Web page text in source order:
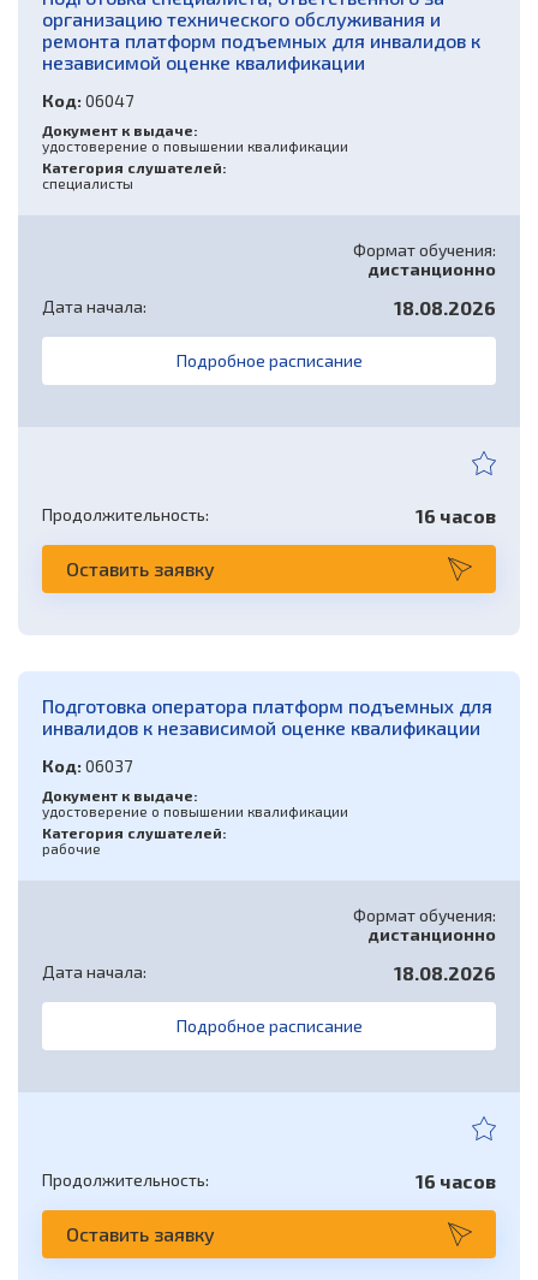
организацию технического обслуживания и
ремонта платформ подъемных для инвалидов к
независимой оценке квалификации
Код: 06047
Документ к выдаче:
удостоверение о повышении квалификации
Категория слушателей:
специалисты
Формат обучения:
дистанционно
Дата начала:
18.08.2026
Подробное расписание
Продолжительность: 16 часов
Оставить заявку
Подготовка оператора платформ подъемных для
инвалидов к независимой оценке квалификации
Код: 06037
Документ к выдаче:
удостоверение о повышении квалификации
Категория слушателей:
рабочие
Формат обучения:
дистанционно
Дата начала:
18.08.2026
Подробное расписание
Продолжительность: 16 часов
Оставить заявку